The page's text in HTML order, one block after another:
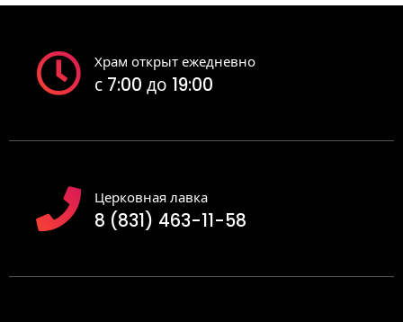
Храм открыт ежедневно
с 7:00 до 19:00
Церковная лавка
8 (831) 463-11-58